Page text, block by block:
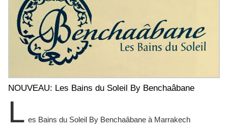
NOUVEAU: Les Bains du Soleil By Benchaâbane
L es Bains du Soleil By Benchaâbane à Marrakech